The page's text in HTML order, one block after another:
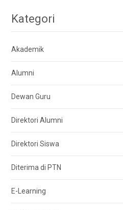
Kategori
Akademik
Alumni
Dewan Guru
Direktori Alumni
Direktori Siswa
Diterima di PTN
E-Learning